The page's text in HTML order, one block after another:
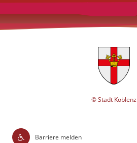
© Stadt Koblenz
Barriere melden